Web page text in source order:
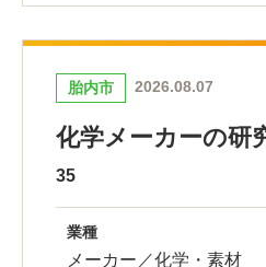
胎内市 2026.08.07
化学メーカーの研
35
業種
メーカー／化学・素材